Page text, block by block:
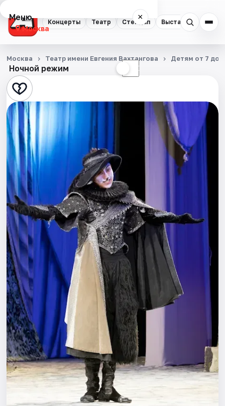
Концерты Театр Стендап Выставки
Меню ×
Москва
Концерты
Театр
Стендап
Выставки
Квесты
Экскурсии
Спорт
События
Города
Площадки
Артисты
Рейтинги
Ночной режим ☾
Москва Театр имени Евгения Вахтангова Детям от 7 до